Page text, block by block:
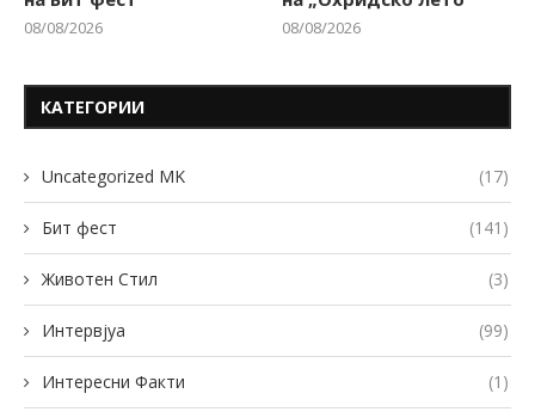
08/08/2026 08/08/2026
КАТЕГОРИИ
Uncategorized MK (17)
Бит фест (141)
Животен Стил (3)
Интервјуа (99)
Интересни Факти (1)